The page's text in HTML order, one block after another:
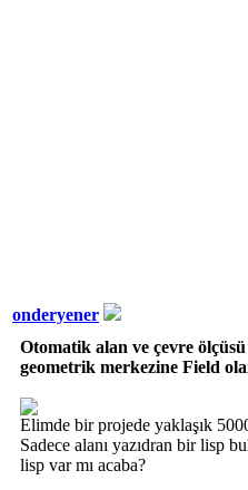
onderyener
Otomatik alan ve çevre
geometrik merkezine Field
Elimde bir projede yaklaşık
Sadece alanı yazıdran bir lisp
lisp var mı acaba?